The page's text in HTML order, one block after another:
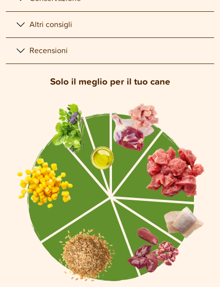
Altri consigli
Recensioni
Solo il meglio per il tuo cane